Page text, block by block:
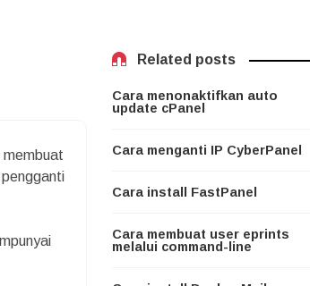
membuat
Related posts
Cara menonaktifkan auto
update cPanel
Cara menganti IP CyberPanel
Cara install FastPanel
Cara membuat user eprints
melalui command-line